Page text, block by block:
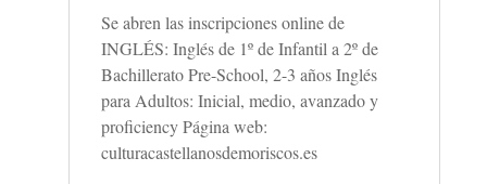
Se abren las inscripciones online de
INGLÉS: Inglés de 1º de Infantil a 2º de
Bachillerato Pre-School, 2-3 años Inglés
para Adultos: Inicial, medio, avanzado y
proficiency Página web:
culturacastellanosdemoriscos.es